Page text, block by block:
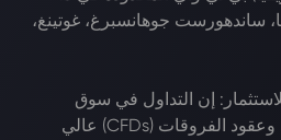
ساندهورست جوهانسبرغ، غوتينغ،
إن التداول في سوق
الصرف الأجنبي (الفوركس)، وعقود الفروقات (CFDs) عالي